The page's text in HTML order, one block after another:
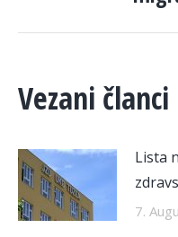
Vezani članci
Lista
7.